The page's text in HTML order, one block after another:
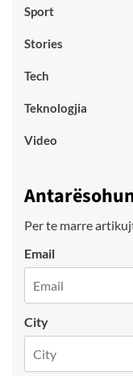
Sport
Stories
Tech
Teknologjia
Video
Per te marre
Email
City